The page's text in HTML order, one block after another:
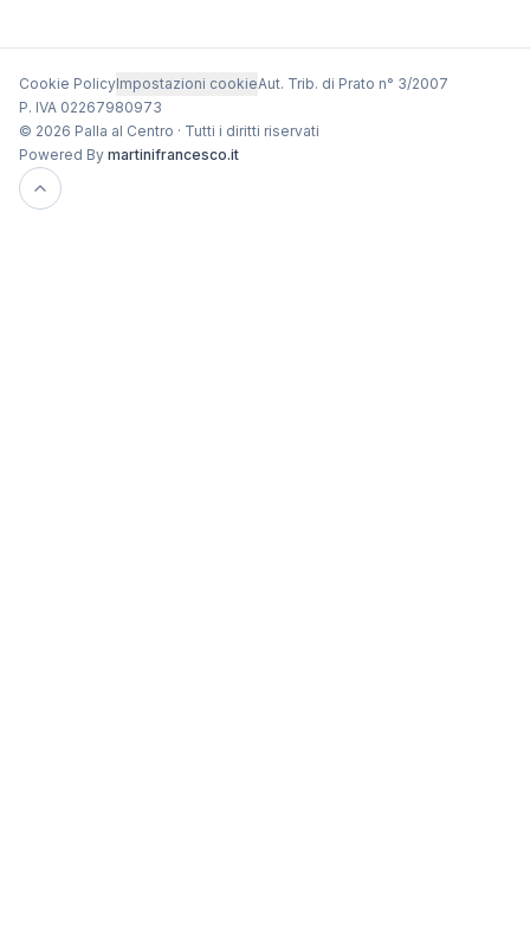
Cookie PolicyImpostazioni cookieAut. Trib. di Prato n° 3/2007
P. IVA 02267980973
© 2026 Palla al Centro · Tutti i diritti riservati
Powered By martinifrancesco.it